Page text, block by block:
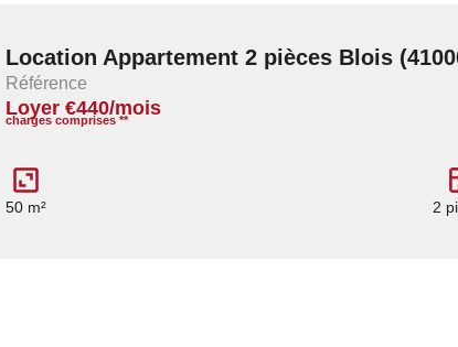
Location Appartement 2 pièces Blois
Référence
Loyer €440/mois
charges comprises **
50 m² 2